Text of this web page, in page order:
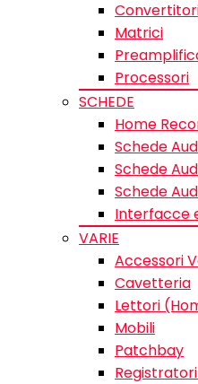
Matrici
Processori
SCHEDE
Home
Schede
Schede
Schede
Interfacce
VARIE
Accessori
Cavetteria
Lettori
Mobili
Patchbay